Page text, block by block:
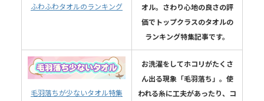
ふわふわタオルのランキング
オル。さわり心地の良さの評
価でトップクラスのタオルの
ランキング特集記事です。
毛羽落ちが少ないタオル特集
お洗濯をしてホコリがたくさ
ん出る現象「毛羽落ち」。使
われる糸に工夫があったり、コ